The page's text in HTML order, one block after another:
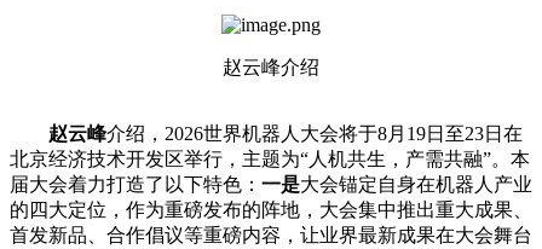
赵云峰介绍
赵云峰介绍，2026世界机器人大会将于8月19日至23日在
北京经济技术开发区举行，主题为“人机共生，产需共融”。本
届大会着力打造了以下特色： 一是大会锚定自身在机器人产业
的四大定位，作为重磅发布的阵地，大会集中推出重大成果、
首发新品、合作倡议等重磅内容，让业界最新成果在大会舞台